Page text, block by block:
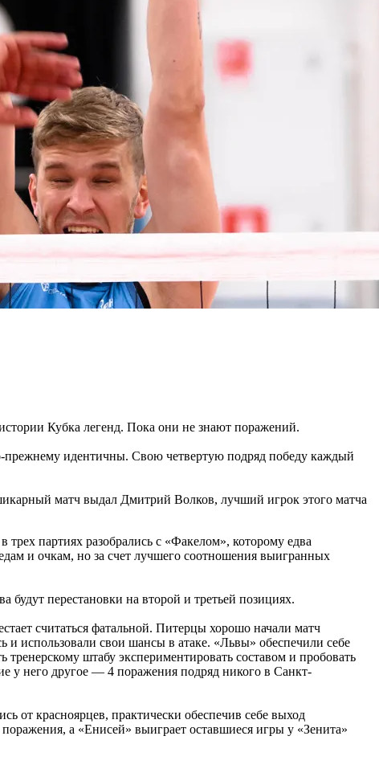
Кубка легенд. Пока они не знают поражений.
прежнему идентичны. Свою четвертую подряд победу каждый
матч выдал Дмитрий Волков, лучший игрок этого матча
партиях разобрались с «Факелом», которому едва
и очкам, но за счет лучшего соотношения выигранных
будут перестановки на второй и третьей позициях.
считаться фатальной. Питерцы хорошо начали матч
использовали свои шансы в атаке. «Львы» обеспечили себе
штабу экспериментировать составом и пробовать
у него другое — 4 поражения подряд никого в Санкт-
от красноярцев, практически обеспечив себе выход
а «Енисей» выиграет оставшиеся игры у «Зенита»